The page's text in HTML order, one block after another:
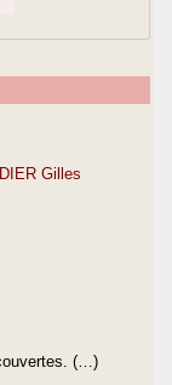
Gilles
(…)